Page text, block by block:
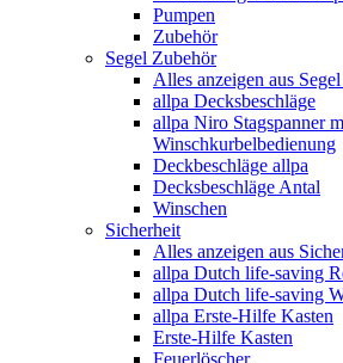
Pumpen
Zubehör
Segel Zubehör
Alles anzeigen aus
allpa Decksbeschläge
allpa Niro Stagspanner
Winschkurbelbedienung
Deckbeschläge allpa
Decksbeschläge Antal
Winschen
Sicherheit
Alles anzeigen aus
allpa Dutch life-saving
allpa Dutch life-saving
allpa Erste-Hilfe Kasten
Erste-Hilfe Kasten
Feuerlöscher